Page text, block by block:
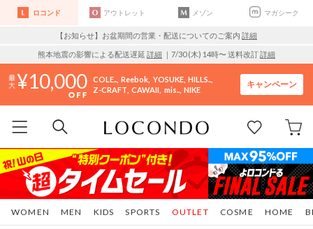
ロコンド アウトレット メゾン マガシーク
【お知らせ】お盆期間の営業・配送についてのご案内 詳細
熊本地震の影響による配送遅延 詳細 ｜7/30 (木) 14時〜 送料改訂詳細
10,000 COLE.. Reebok YOSUKE HILLS..
Z-CRAFT CAWAII mis.. NIKE
キャンペーン
WOMEN MEN KIDS SPORTS COSME HOME
OUTLET